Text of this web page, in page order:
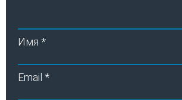
Имя *
Email *